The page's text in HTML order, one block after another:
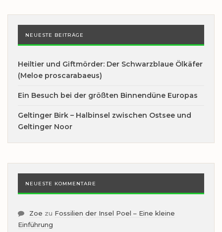
NEUESTE BEITRÄGE
Heiltier und Giftmörder: Der Schwarzblaue Ölkäfer
(Meloe proscarabaeus)
Ein Besuch bei der größten Binnendüne Europas
Geltinger Birk – Halbinsel zwischen Ostsee und
Geltinger Noor
NEUESTE KOMMENTARE
Zoe zu Fossilien der Insel Poel – Eine kleine
Einführung